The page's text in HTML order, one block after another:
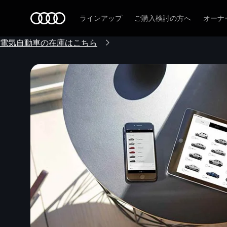
ラインアップ ご購入検討の方へ オーナ
電気自動車の在庫はこちら